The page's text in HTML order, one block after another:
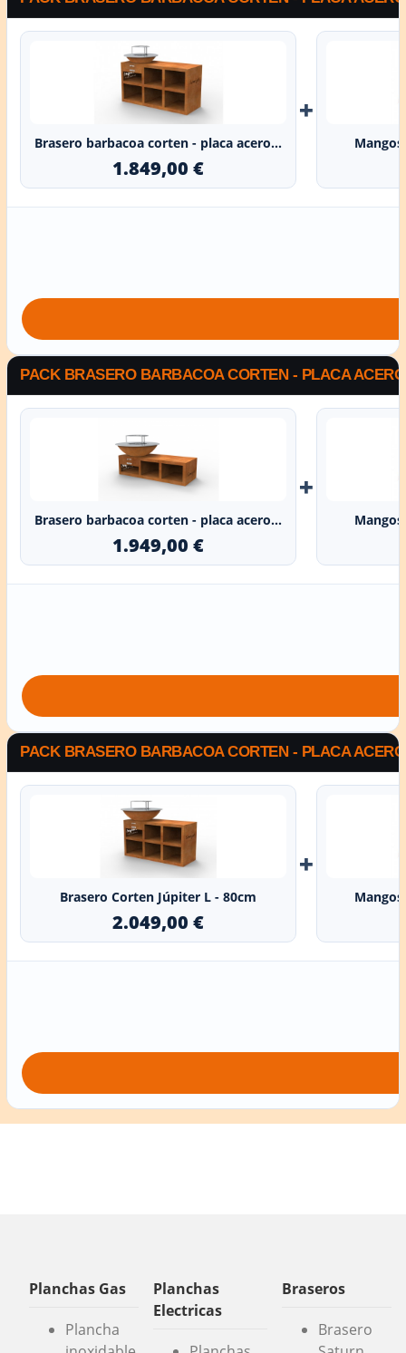
Brasero barbacoa corten - placa acero...
1.849,00 €
+
PACK BRASERO BARBACOA CORTEN - PLACA
Brasero barbacoa corten - placa acero...
1.949,00 €
+
PACK BRASERO BARBACOA CORTEN - PLACA
Brasero Corten Júpiter L - 80cm
2.049,00 €
+
Planchas Gas
Plancha
Planchas
Electricas
Braseros
Brasero